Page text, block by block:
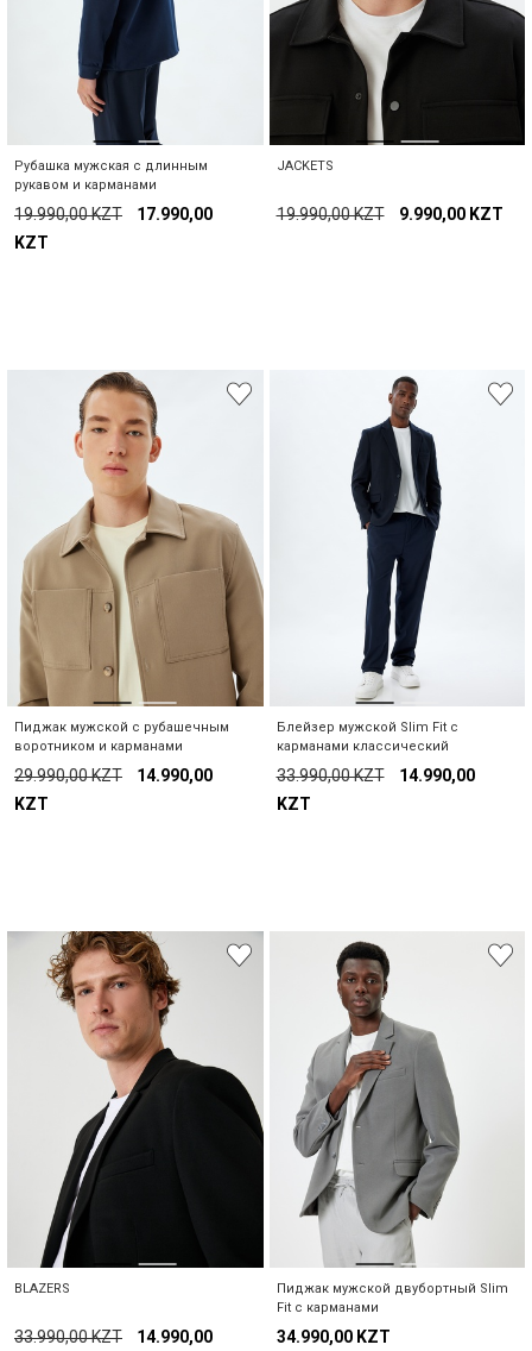
Рубашка мужская с длинным
рукавом и карманами
19.990,00 KZT
17.990,00
KZT
JACKETS
19.990,00 KZT 9.990,00 KZT
Пиджак мужской с рубашечным
воротником и карманами
29.990,00 KZT
14.990,00
KZT
Блейзер мужской Slim Fit с
карманами классический
33.990,00 KZT
14.990,00
KZT
BLAZERS
33.990,00 KZT
14.990,00
Пиджак мужской двубортный Slim
Fit с карманами
34.990,00 KZT
Біздің дүкендер
Сіз іздеген KOTON дүкенін ел мен қала туралы
Қаланы таңдаңыз
Іздеу
хабарландыру жібереміз."